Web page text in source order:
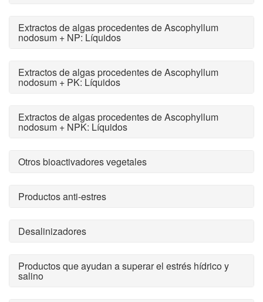
Extractos de algas procedentes de Ascophyllum
nodosum + NP: Líquidos
Extractos de algas procedentes de Ascophyllum
nodosum + PK: Líquidos
Extractos de algas procedentes de Ascophyllum
nodosum + NPK: Líquidos
Otros bioactivadores vegetales
Productos anti-estres
Desalinizadores
Productos que ayudan a superar el estrés hídrico y
salino